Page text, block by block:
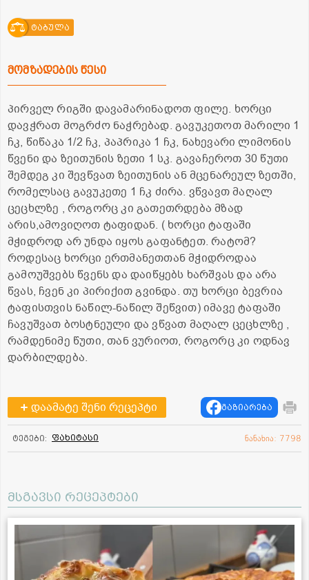
ტაბულა
მომზადების წესი
პირველ რიგში დავამარინადოთ ფილე. ხორცი
დავჭრათ მოგრძო ნაჭრებად. გავუკეთოთ მარილი 1
ჩკ, წიწაკა 1/2 ჩკ, პაპრიკა 1 ჩკ, ნახევარი ლიმონის
წვენი და ზეითუნის ზეთი 1 სკ. გავაჩეროთ 30 წუთი
შემდეგ კი შევწვათ ზეითუნის ან მცენარეულ ზეთში,
რომელსაც გავუკეთე 1 ჩკ ძირა. ვწვავთ მაღალ
ცეცხლზე , როგორც კი გათეთრდება მზად
არის,ამოვიღოთ ტაფიდან. ( ხორცი ტაფაში
მჭიდროდ არ უნდა იყოს გაფანტეთ. რატომ?
როდესაც ხორცი ერთმანეთთან მჭიდროდაა
გამოუშვებს წვენს და დაიწყებს ხარშვას და არა
წვას, ჩვენ კი პირიქით გვინდა. თუ ხორცი ბევრია
ტაფისთვის ნაწილ-ნაწილ შეწვით) იმავე ტაფაში
ჩავუშვათ ბოსტნეული და ვწვათ მაღალ ცეცხლზე ,
რამდენიმე წუთი, თან ვურიოთ, როგორც კი ოდნავ
დარბილდება.
დაამატე შენი რეცეპტი გაზიარება
ტეგები: ფახიტასი ნანახია: 7798
მსგავსი რეცეპტები